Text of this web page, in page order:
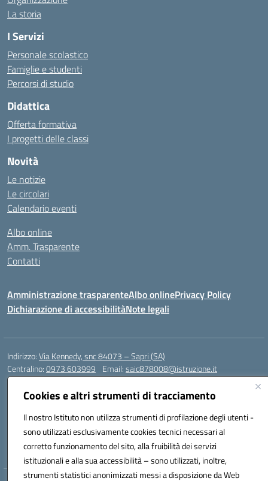
Cookies e altri strumenti di tracciamento
Il nostro Istituto non utilizza strumenti di profilazione degli utenti -
sono utilizzati esclusivamente cookies tecnici necessari al
corretto funzionamento del sito, alla fruibilità dei servizi
istituzionali e alla sua accessibilità – sono utilizzati, inoltre,
strumenti statistici anonimizzati messi a disposizione da Web
La storia
I Servizi
Personale scolastico
Famiglie e studenti
Percorsi di studio
Didattica
Offerta formativa
I progetti delle classi
Novità
Le notizie
Le circolari
Calendario eventi
Albo online
Amm. Trasparente
Contatti
Amministrazione trasparenteAlbo onlinePrivacy Policy
Dichiarazione di accessibilitàNote legali
Indirizzo:Via Kennedy, snc 84073 – Sapri (SA)
Centralino:0973 603999 Email:saic878008@istruzione.it
Posta elettronica certificata (PEC):
Codice fiscale: 84002700650
Codice meccanografico:SAIC878008
Codice Indice delle Pubbliche Amministrazioni (IPA): istsc_saic878008
Codice unico di fatturazione (CUF): UFYPHY